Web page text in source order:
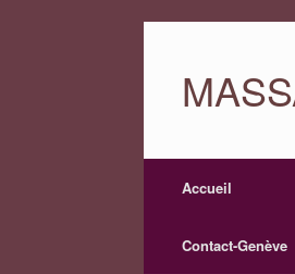
Accueil
Contact-Genève